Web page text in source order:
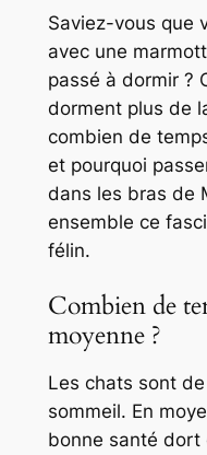
Saviez-vous que
avec une
passé à dormir ?
dorment plus de
combien de
et pourquoi
dans les bras de
ensemble ce
félin.
Combien de
moyenne ?
Les chats sont
sommeil. En
bonne santé dort